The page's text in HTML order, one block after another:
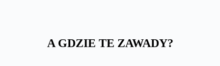
A GDZIE TE ZAWADY?